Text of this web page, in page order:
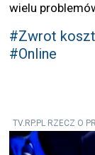
wielu
#Zwrot
#Online
TV.RP.PL RZECZ O